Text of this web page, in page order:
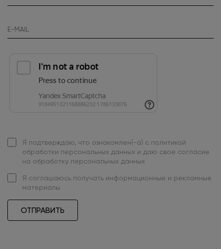
Я подтверждаю, что ознакомлен(-а) с политикой
обработки персональных данных и даю свое согласие
на обработку персональных данных
Я соглашаюсь получать информационные и рекламные
материалы
ОТПРАВИТЬ